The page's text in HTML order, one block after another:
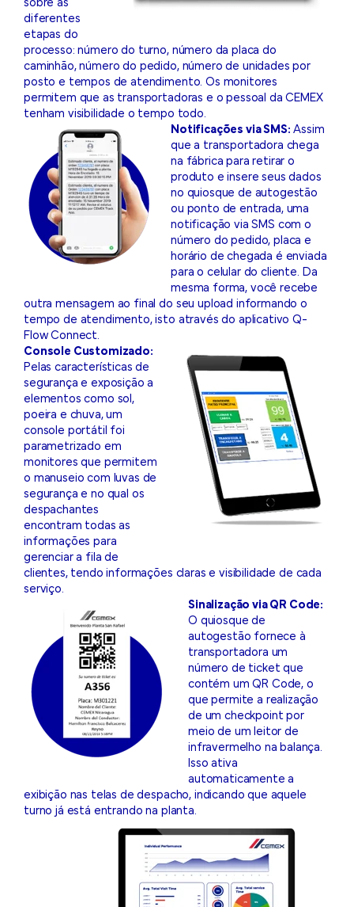
sobre as
diferentes
etapas do
processo: número do turno, número da placa do
caminhão, número do pedido, número de unidades por
posto e tempos de atendimento. Os monitores
permitem que as transportadoras e o pessoal da CEMEX
tenham visibilidade o tempo todo.
Notificações via SMS: Assim
que a transportadora chega
na fábrica para retirar o
produto e insere seus dados
no quiosque de autogestão
ou ponto de entrada, uma
notificação via SMS com o
número do pedido, placa e
horário de chegada é enviada
para o celular do cliente. Da
mesma forma, você recebe
outra mensagem ao final do seu upload informando o
tempo de atendimento, isto através do aplicativo Q-
Flow Connect.
Console Customizado:
Pelas características de
segurança e exposição a
elementos como sol,
poeira e chuva, um
console portátil foi
parametrizado em
monitores que permitem
o manuseio com luvas de
segurança e no qual os
despachantes
encontram todas as
informações para
gerenciar a fila de
clientes, tendo informações claras e visibilidade de cada
serviço.
Sinalização via QR Code:
O quiosque de
autogestão fornece à
transportadora um
número de ticket que
contém um QR Code, o
que permite a realização
de um checkpoint por
meio de um leitor de
infravermelho na balança.
Isso ativa
automaticamente a
exibição nas telas de despacho, indicando que aquele
turno já está entrando na planta.